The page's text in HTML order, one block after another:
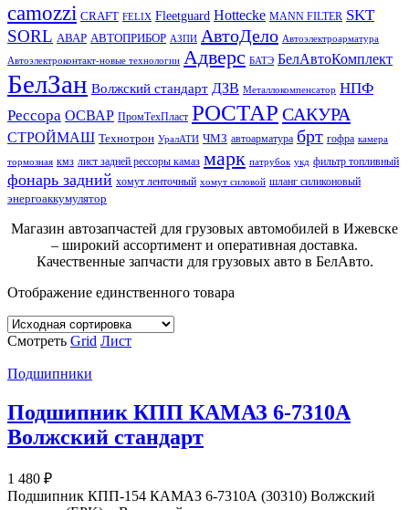
camozzi CRAFT FELIX Fleetguard Hottecke MANN FILTER SKT
SORL АВАР АВТОПРИБОР АЗПИ АвтоДело Автоэлектроарматура
Автоэлектроконтакт-новые технологии Адверс БАТЭ БелАвтоКомплект
БелЗан Волжский стандарт ДЗВ Металлокомпенсатор НПФ
Рессора ОСВАР ПромТехПласт РОСТАР САКУРА
СТРОЙМАШ Технотрон УралАТИ ЧМЗ автоарматура брт гофра камера
тормозная кмз лист задней рессоры камаз марк патрубок укд фильтр топливный
фонарь задний хомут ленточный хомут силовой шланг силиконовый
энергоаккумулятор
Магазин автозапчастей для грузовых автомобилей в Ижевске
– широкий ассортимент и оперативная доставка.
Качественные запчасти для грузовых авто в БелАвто.
Отображение единственного товара
Смотреть Grid Лист
Подшипники
Подшипник КПП КАМАЗ 6-7310А
Волжский стандарт
1 480 ₽
Подшипник КПП-154 КАМАЗ 6-7310А (30310) Волжский